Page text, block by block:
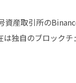
産取引所の
独自のブロック